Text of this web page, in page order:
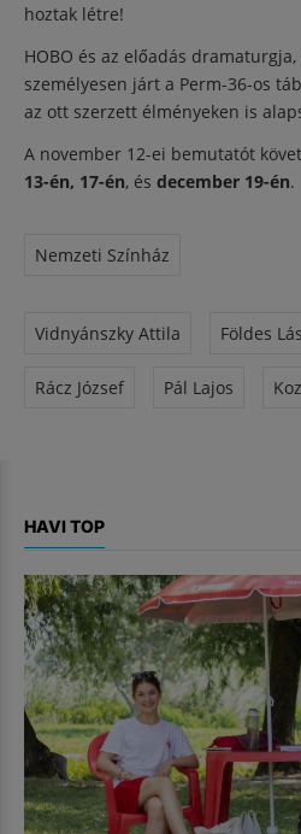
hoztak létre!
HOBO és az előadás dramaturgja,
személyesen járt a Perm-36-os
az ott szerzett élményeken is
A november 12-ei bemutatót
13-én, 17-én, és december 19-én.
Nemzeti Színház
Vidnyánszky Attila Földes
Rácz József Pál Lajos
HAVI TOP